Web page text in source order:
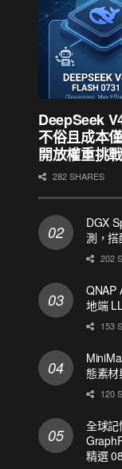
DeepSeek
不俗且成本
開放權重挑
282 SHARES
DGX
測，搭
202
QNAP
地端
153
態素
120
全球記
精選